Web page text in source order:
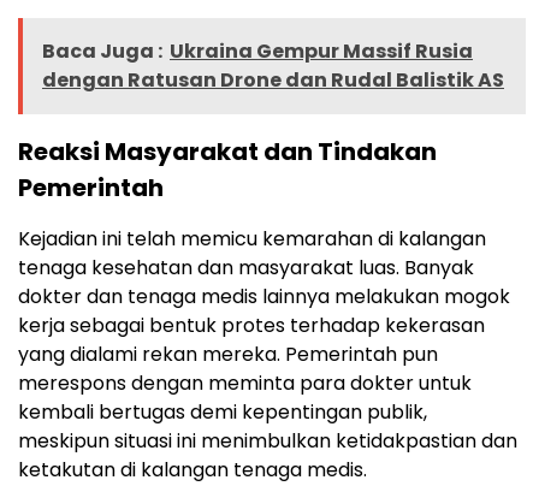
Baca Juga : Ukraina Gempur Massif Rusia
dengan Ratusan Drone dan Rudal Balistik AS
Reaksi Masyarakat dan Tindakan
Pemerintah
Kejadian ini telah memicu kemarahan di kalangan
tenaga kesehatan dan masyarakat luas. Banyak
dokter dan tenaga medis lainnya melakukan mogok
kerja sebagai bentuk protes terhadap kekerasan
yang dialami rekan mereka. Pemerintah pun
merespons dengan meminta para dokter untuk
kembali bertugas demi kepentingan publik,
meskipun situasi ini menimbulkan ketidakpastian dan
ketakutan di kalangan tenaga medis.